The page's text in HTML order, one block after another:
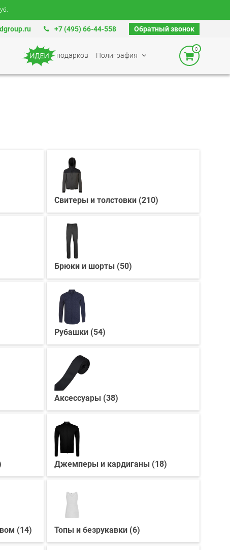
+7 (495) 66-44-558 Обратный звонок
подарков Полиграфия
0
Свитеры и толстовки (210)
Брюки и шорты (50)
Рубашки (54)
Аксессуары (38)
Джемперы и кардиганы (18)
(14) Топы и безрукавки (6)